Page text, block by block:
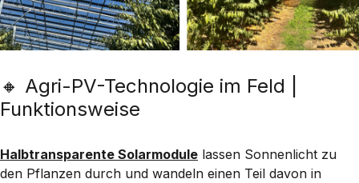
🔸 Agri-PV-Technologie im Feld |
Funktionsweise
Halbtransparente Solarmodule lassen Sonnenlicht zu
den Pflanzen durch und wandeln einen Teil davon in